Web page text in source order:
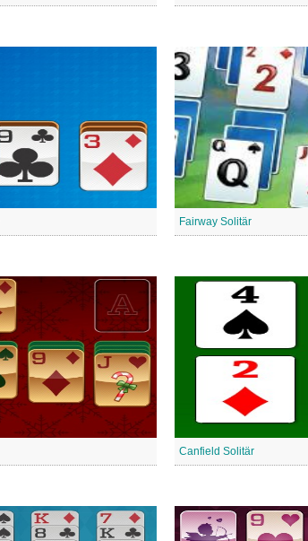
Fairway Solitär
Canfield Solitär